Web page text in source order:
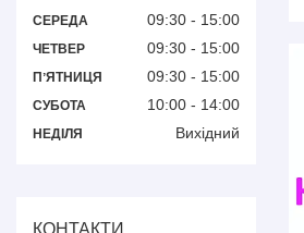
СЕРЕДА 09:30 15:00
ЧЕТВЕР 09:30 15:00
ПʼЯТНИЦЯ 09:30 15:00
СУБОТА 10:00 14:00
НЕДІЛЯ Вихідний
КОНТАКТИ